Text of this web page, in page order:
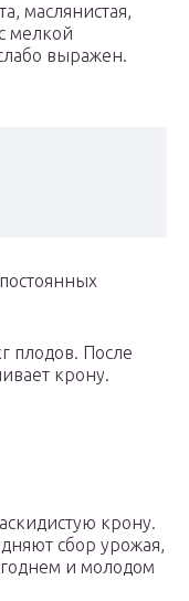
маслянистая,
мелкой
выражен.
плодов. После
крону.
крону.
сбор урожая,
и молодом